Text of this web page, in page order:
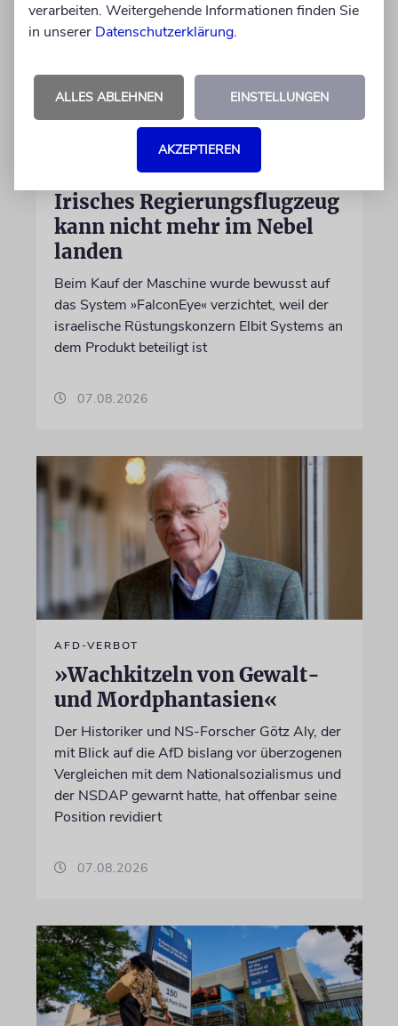
Wegen Israel-Boykott:
Irisches Regierungsflugzeug
kann nicht mehr im Nebel
landen
Beim Kauf der Maschine wurde bewusst auf
das System »FalconEye« verzichtet, weil der
israelische Rüstungskonzern Elbit Systems an
dem Produkt beteiligt ist
07.08.2026
AFD-VERBOT
»Wachkitzeln von Gewalt-
und Mordphantasien«
Der Historiker und NS-Forscher Götz Aly, der
mit Blick auf die AfD bislang vor überzogenen
Vergleichen mit dem Nationalsozialismus und
der NSDAP gewarnt hatte, hat offenbar seine
Position revidiert
07.08.2026
verarbeiten. Weitergehende Informationen finden Sie
in unserer Datenschutzerklärung.
ALLES ABLEHNEN EINSTELLUNGEN
AKZEPTIEREN